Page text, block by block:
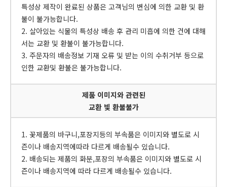
특성상 제작이 완료된 상품은 고객님의 변심에 의한 교환 및 환
불이 불가능합니다.
2. 살아있는 식물의 특성상 배송 후 관리 미흡에 의한 건에 대해
서는 교환 및 환불이 불가능합니다.
3. 주문자의 배송정보 기재 오류 및 받는 이의 수취거부 등으로
인한 교환및 환불은 불가능합니다.
제품 이미지와 관련된
교환 빛 환불불가
1. 꽃제품의 바구니,포장지등의 부속품은 이미지와 별도로 시
즌이나 배송지역에따라 다르게 배송될수 있습니다.
2. 배송되는 제품의 화분,포장의 부속품은 이미지와 별도로 시
즌이나 배송지역에 따라 다르게 배송될수 있습니다.